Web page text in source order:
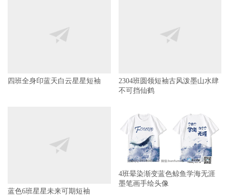
四班全身印蓝天白云星星短袖
2304班圆领短袖古风泼墨山水肆
不可挡仙鹤
蓝色6班星星未来可期短袖
4班晕染渐变蓝色鲸鱼学海无涯
墨笔画手绘头像